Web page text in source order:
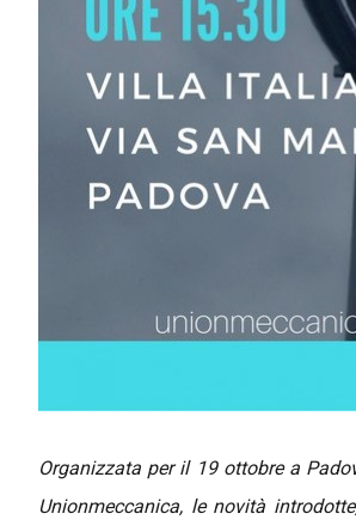
Organizzata per il 19 ottobre a
Unionmeccanica, le novità